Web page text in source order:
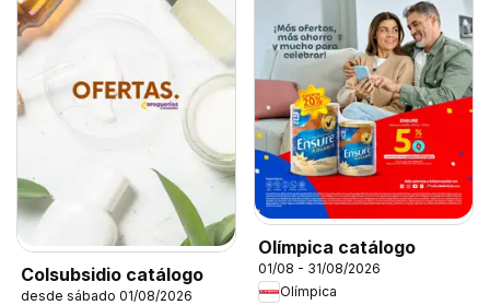
Colsubsidio catálogo
desde sábado 01/08/2026
Olímpica catálogo
01/08 - 31/08/2026
Olímpica